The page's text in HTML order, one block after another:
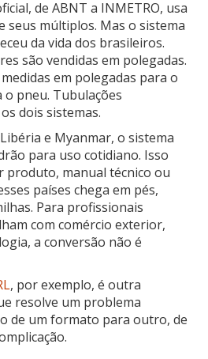
de ABNT a INMETRO, usa
seus múltiplos. Mas o sistema
da vida dos brasileiros.
são vendidas em polegadas.
em polegadas para o
pneu. Tubulações
dois sistemas.
e Myanmar, o sistema
para uso cotidiano. Isso
produto, manual técnico ou
países chega em pés,
Para profissionais
com comércio exterior,
a conversão não é
, por exemplo, é outra
resolve um problema
de um formato para outro, de